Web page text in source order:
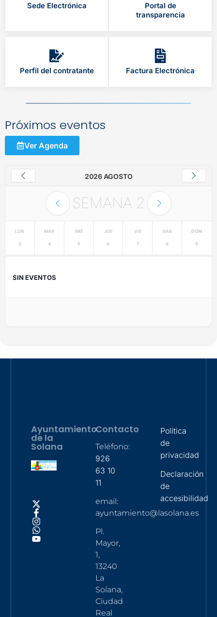
Sede Electrónica
Portal de
transparencia
Perfil del contratante Factura Electrónica
Próximos eventos
Ver Agenda
2026 AGOSTO
SEMANA 2
LUN
3
MAR
4
MIÉ
5
JUE
6
VIE
7
SÁB
8
DOM
9
SIN EVENTOS
Ayuntamiento
de la
Solana
Contacto
Teléfono:
926
63 10
11
email:
ayuntamiento@lasolana.es
Pl.
Mayor,
1,
13240
La
Solana,
Ciudad
Real
Política
de
privacidad
Declaración
de
accesibilidad